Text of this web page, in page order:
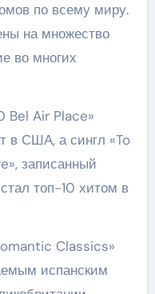
по всему миру.
на множество
во многих
Bel Air Place»
в США, а сингл «To
записанный
топ-10 хитом в
Classics»
испанским